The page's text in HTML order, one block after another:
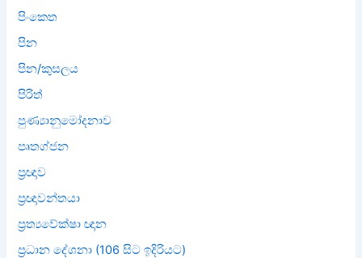
පිංකෙත
පින
පින/කුසලය
පිරිත්
පුණ්‍යානුමෝදනාව
පෘතග්ජන
ප්‍රඥාව
ප්‍රඥාවන්තයා
ප්‍රත්‍යවේක්ෂා ඥාන
ප්‍රධාන දේශනා (106 සිට ඉදිරියට)